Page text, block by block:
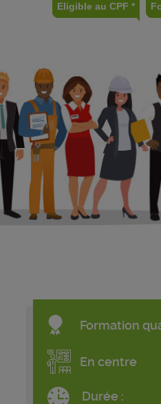
Eligible au CPF *
Formation
En centre
Durée :